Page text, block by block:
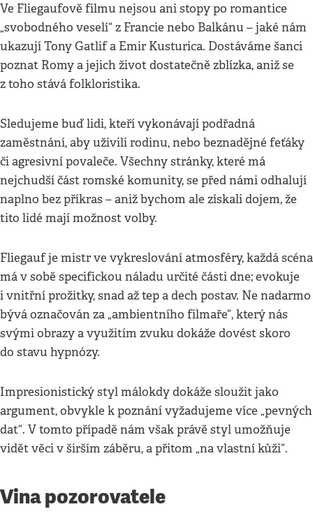
Ve Fliegaufově filmu nejsou ani stopy po romantice
„svobodného veselí“ z Francie nebo Balkánu – jaké nám
ukazují Tony Gatlif a Emir Kusturica. Dostáváme šanci
poznat Romy a jejich život dostatečně zblízka, aniž se
z toho stává folkloristika.
Sledujeme buď lidi, kteří vykonávají podřadná
zaměstnání, aby uživili rodinu, nebo beznadějné feťáky
či agresivní povaleče. Všechny stránky, které má
nejchudší část romské komunity, se před námi odhalují
naplno bez příkras – aniž bychom ale získali dojem, že
tito lidé mají možnost volby.
Fliegauf je mistr ve vykreslování atmosféry, každá scéna
má v sobě specifickou náladu určité části dne; evokuje
i vnitřní prožitky, snad až tep a dech postav. Ne nadarmo
bývá označován za „ambientního filmaře“, který nás
svými obrazy a využitím zvuku dokáže dovést skoro
do stavu hypnózy.
Impresionistický styl málokdy dokáže sloužit jako
argument, obvykle k poznání vyžadujeme více „pevných
dat“. V tomto případě nám však právě styl umožňuje
vidět věci v širším záběru, a přitom „na vlastní kůži“.
Vina pozorovatele